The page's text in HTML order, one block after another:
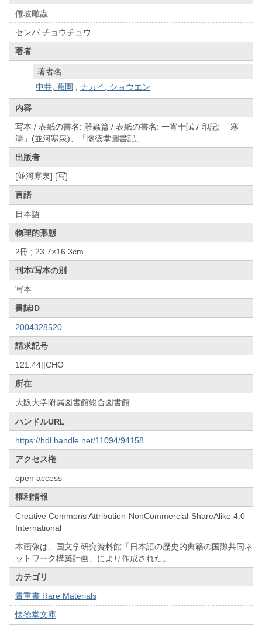
僊坡雕蟲
センバ チョウチュウ
著者
著者名
中井, 蕉園 ;ナカイ, ショウエン
内容
写本 / 表紙の書名: 雕蟲篇 / 表紙の書名: 一宵十賦 / 印記: 「寒
濤」(並河寒泉)、「懷徳堂圖書記」
出版者
[並河寒泉] [写]
言語
日本語
物理的形態
2冊 ; 23.7×16.3cm
刊本/写本の別
写本
書誌ID
2004328520
請求記号
121.44||CHO
所在
大阪大学附属図書館総合図書館
ハンドルURL
https://hdl.handle.net/11094/94158
アクセス権
open access
権利情報
Creative Commons Attribution-NonCommercial-ShareAlike 4.0
International
本画像は、国文学研究資料館「日本語の歴史的典籍の国際共同ネ
ットワーク構築計画」により作成された。
カテゴリ
貴重書 Rare Materials
懐徳堂文庫